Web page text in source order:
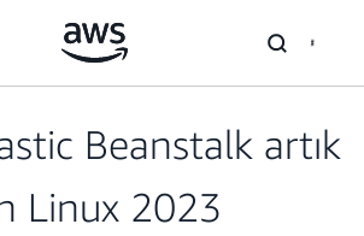
Beanstalk artık
Linux 2023